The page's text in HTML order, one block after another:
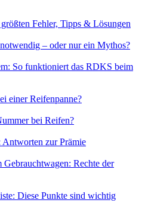
Fehler, Tipps & Lösungen
– oder nur ein Mythos?
So funktioniert das RDKS beim
einer Reifenpanne?
bei Reifen?
zur Prämie
Gebrauchtwagen: Rechte der
Diese Punkte sind wichtig